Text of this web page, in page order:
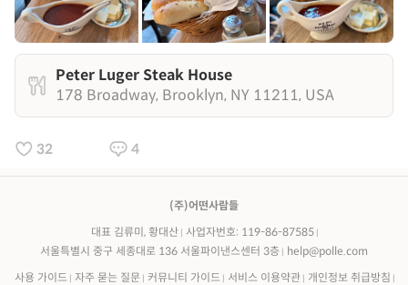
Peter Luger Steak House
178 Broadway, Brooklyn, NY 11211, USA
32 4
(주)어떤사람들
대표 김류미, 황대산
사업자번호: 119-86-87585
서울특별시 중구 세종대로 136 서울파이낸스센터 3층
help@polle.com
사용 가이드 자주 묻는 질문 커뮤니티 가이드 서비스 이용약관 개인정보 취급방침